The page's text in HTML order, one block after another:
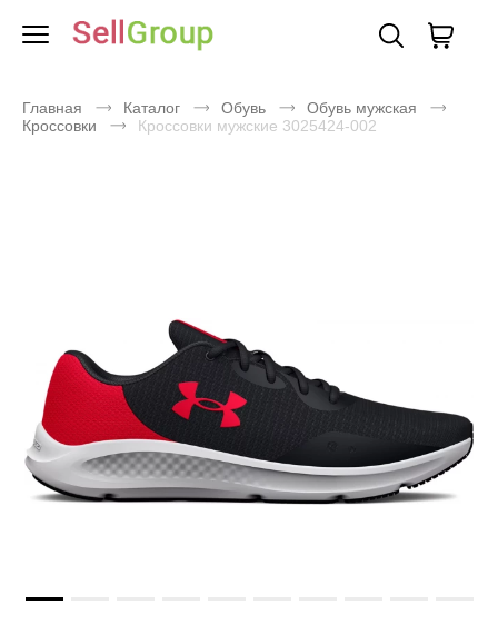
Главная Каталог Обувь
Обувь мужская
Кроссовки
Кроссовки мужские 3025424-002